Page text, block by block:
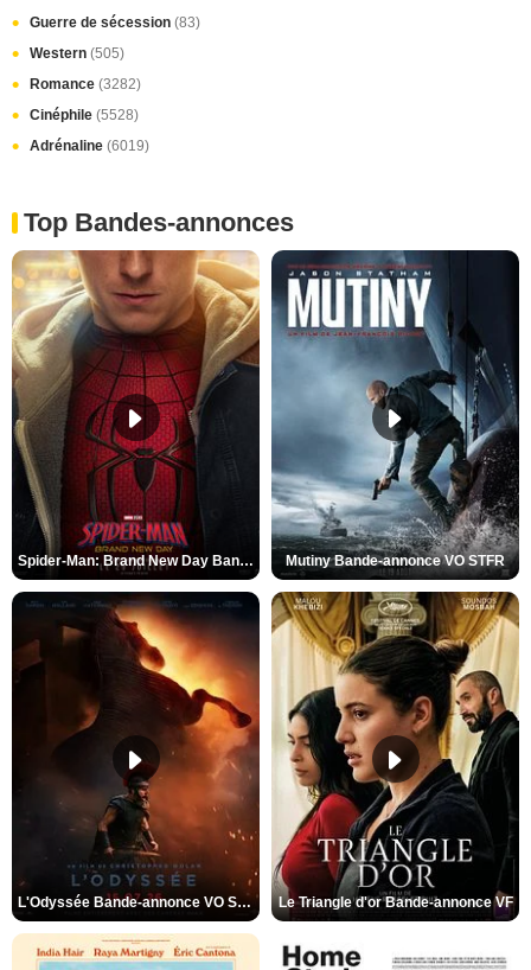
Guerre de sécession (83)
Western (505)
Romance (3282)
Cinéphile (5528)
Adrénaline (6019)
Top Bandes-annonces
Spider-Man: Brand New Day Bande-annonce VO STFR Mutiny Bande-annonce VO STFR
L'Odyssée Bande-annonce VO STFR Le Triangle d'or Bande-annonce VF